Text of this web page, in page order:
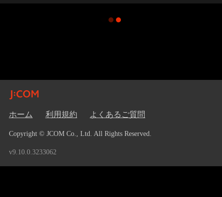
ホーム 利用規約 よくあるご質問
Copyright © JCOM Co., Ltd. All Rights Reserved.
v9.10.0.3233062